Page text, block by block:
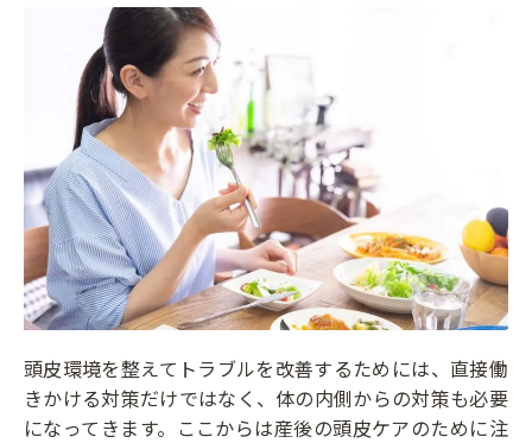
頭皮環境を整えてトラブルを改善するためには、直接働
きかける対策だけではなく、体の内側からの対策も必要
になってきます。ここからは産後の頭皮ケアのために注